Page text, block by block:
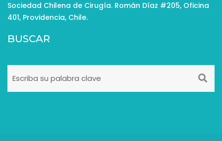
Sociedad Chilena de Cirugía. Román Díaz #205, Oficina
401, Providencia, Chile.
BUSCAR